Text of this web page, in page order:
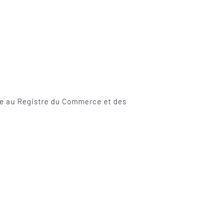
au Registre du Commerce et des